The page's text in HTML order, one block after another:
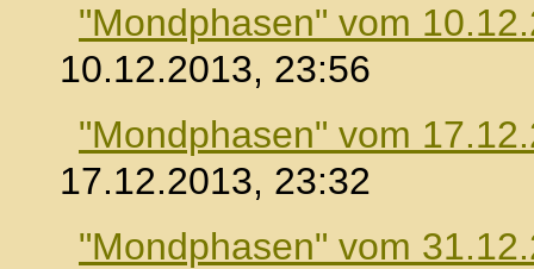
"Mondphasen" vom
10.12.2013, 23:56
"Mondphasen" vom
17.12.2013, 23:32
"Mondphasen" vom